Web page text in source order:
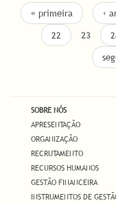
PAGES« primeira ‹
22
23
SOBRE NÓS
APRESENTAÇÃO
ORGANIZAÇÃO
RECRUTAMENTO
RECURSOS HUMANOS
GESTÃO FINANCEIRA
INSTRUMENTOS DE